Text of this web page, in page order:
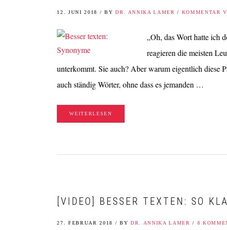
12. JUNI 2018 / BY DR. ANNIKA LAMER / KOMMENTAR
„Oh, das Wort hatte ich
reagieren die meisten
unterkommt. Sie auch? Aber warum eigentlich diese
auch ständig Wörter, ohne dass es jemanden …
WEITERLESEN
[VIDEO] BESSER TEXTEN: SO
27. FEBRUAR 2018 / BY DR. ANNIKA LAMER / 8